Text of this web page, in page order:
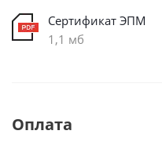
Сертификат ЭПМ
1,1 мб
Оплата